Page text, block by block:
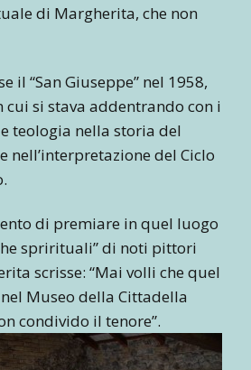
di Margherita, che non
il “San Giuseppe” nel 1958,
cui si stava addentrando con i
teologia nella storia del
nell’interpretazione del Ciclo
di premiare in quel luogo
sprirituali” di noti pittori
scrisse: “Mai volli che quel
Museo della Cittadella
condivido il tenore”.